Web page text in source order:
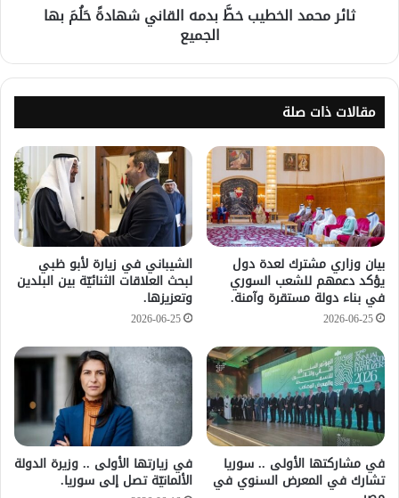
ثائر محمد الخطيب خطَّ بدمه القاني شهادةً حَلُمَ بها
الجميع
مقالات ذات صلة
بيان وزاري مشترك لعدة دول
يؤكد دعمهم للشعب السوري
في بناء دولة مستقرة وآمنة.
2026-06-25
الشيباني في زيارة لأبو ظبي
لبحث العلاقات الثنائيّة بين البلدين
وتعزيزها.
2026-06-25
في مشاركتها الأولى .. سوريا
تشارك في المعرض السنوي في
في زيارتها الأولى .. وزيرة الدولة
الألمانيّة تصل إلى سوريا.